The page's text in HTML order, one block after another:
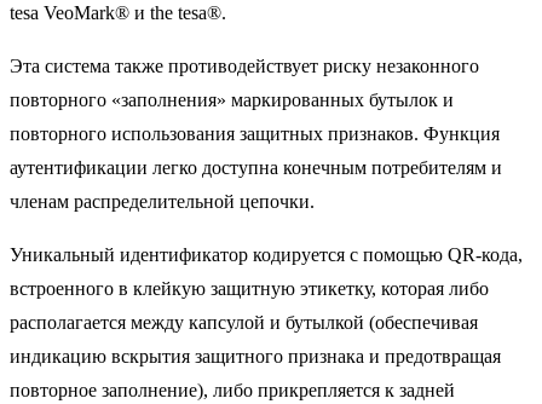
tesa VeoMark® и the tesa®.
Эта система также противодействует риску незаконного
повторного «заполнения» маркированных бутылок и
повторного использования защитных признаков. Функция
аутентификации легко доступна конечным потребителям и
членам распределительной цепочки.
Уникальный идентификатор кодируется с помощью QR-кода,
встроенного в клейкую защитную этикетку, которая либо
располагается между капсулой и бутылкой (обеспечивая
индикацию вскрытия защитного признака и предотвращая
повторное заполнение), либо прикрепляется к задней